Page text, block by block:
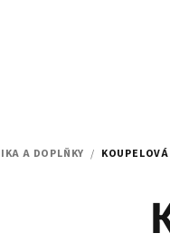
A DOPLŇKY /